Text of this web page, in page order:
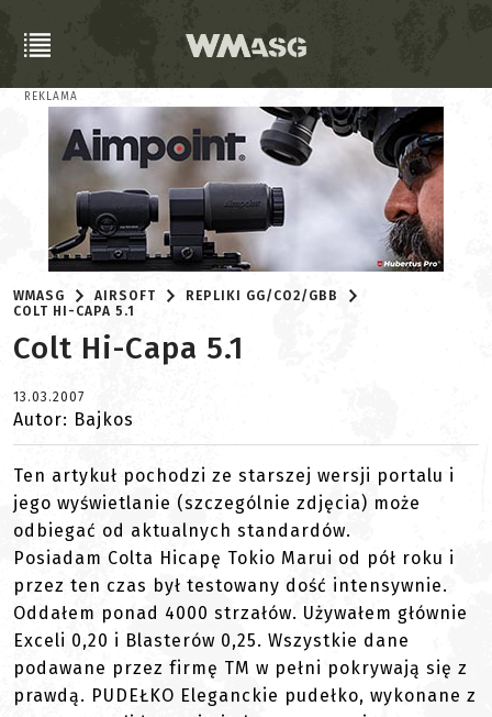
REKLAMA
WMASG AIRSOFT
REPLIKI GG/CO2/GBB
COLT HI-CAPA 5.1
Colt Hi-Capa 5.1
13.03.2007
Autor: Bajkos
Ten artykuł pochodzi ze starszej wersji portalu i
jego wyświetlanie (szczególnie zdjęcia) może
odbiegać od aktualnych standardów.
Posiadam Colta Hicapę Tokio Marui od pół roku i
przez ten czas był testowany dość intensywnie.
Oddałem ponad 4000 strzałów. Używałem głównie
Exceli 0,20 i Blasterów 0,25. Wszystkie dane
podawane przez firmę TM w pełni pokrywają się z
prawdą. PUDEŁKO Eleganckie pudełko, wykonane z